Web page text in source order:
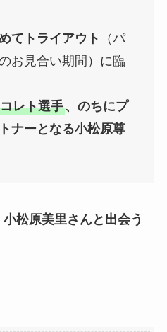
てトライアウト
（パ
お見合い期間）に臨
レト選手、のちにプ
ナーとなる小松原尊
小松原美里さんと出会う